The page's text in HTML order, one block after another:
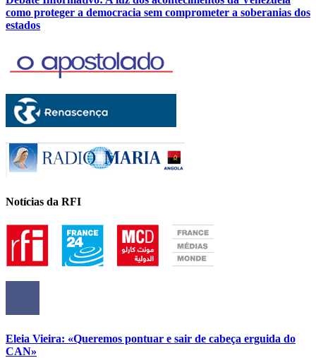
como proteger a democracia sem comprometer a soberanias dos
estados
Notícias da RFI
Eleia Vieira: «Queremos pontuar e sair de cabeça erguida do
CAN»